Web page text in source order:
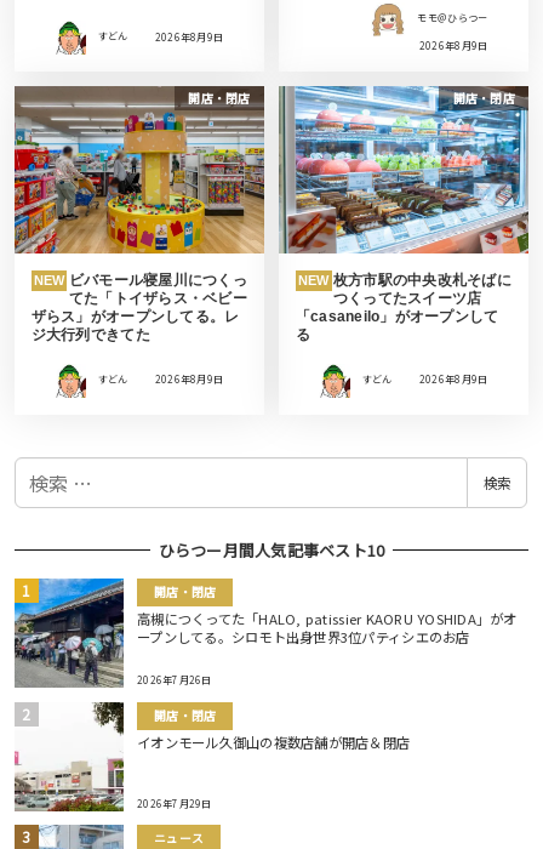
すどん 2026年8月9日
モモ＠ひらつー
2026年8月9日
開店・閉店
NEW ビバモール寝屋川につくっ
てた「トイザらス・ベビー
ザらス」がオープンしてる。レ
ジ大行列できてた
すどん 2026年8月9日
開店・閉店
NEW 枚方市駅の中央改札そばに
つくってたスイーツ店
「casaneilo」がオープンして
る
すどん 2026年8月9日
検
検索
ひらつー月間人気記事ベスト10
開店・閉店
高槻につくってた「HALO, patissier KAORU YOSHIDA」がオ
ープンしてる。シロモト出身世界3位パティシエのお店
2026年7月26日
開店・閉店
イオンモール久御山の複数店舗が開店＆閉店
2026年7月29日
ニュース